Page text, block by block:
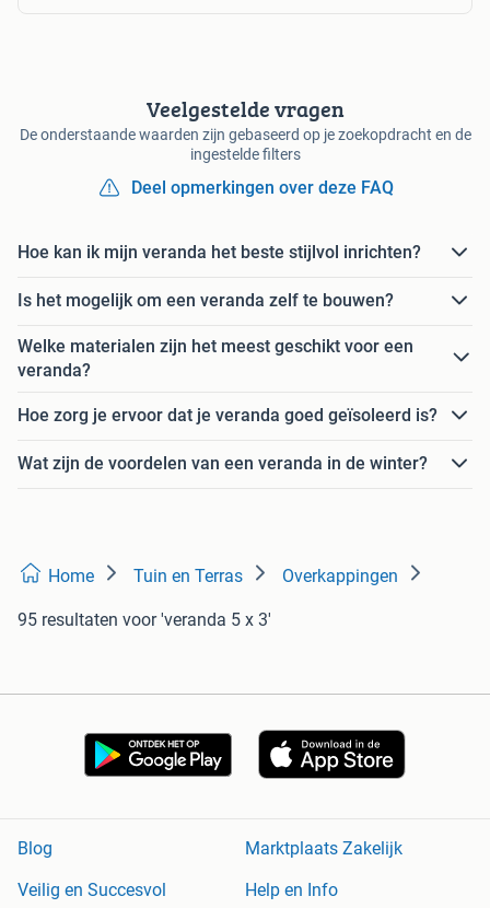
Veelgestelde vragen
De onderstaande waarden zijn gebaseerd op je zoekopdracht en de
ingestelde filters
Deel opmerkingen over deze FAQ
Hoe kan ik mijn veranda het beste stijlvol inrichten?
Is het mogelijk om een veranda zelf te bouwen?
Welke materialen zijn het meest geschikt voor een
veranda?
Hoe zorg je ervoor dat je veranda goed geïsoleerd is?
Wat zijn de voordelen van een veranda in de winter?
Home Tuin en Terras Overkappingen
95 resultaten voor 'veranda 5 x 3'
Blog
Marktplaats Zakelijk
Veilig en Succesvol
Help en Info